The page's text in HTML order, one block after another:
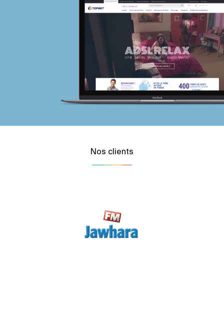
Nos clients